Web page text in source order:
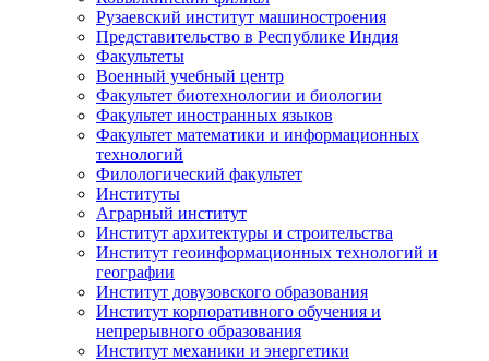
Рузаевский институт машиностроения
Представительство в Республике Индия
Факультеты
Военный учебный центр
Факультет биотехнологии и биологии
Факультет иностранных языков
Факультет математики и информационных
технологий
Филологический факультет
Институты
Аграрный институт
Институт архитектуры и строительства
Институт геоинформационных технологий и
географии
Институт довузовского образования
Институт корпоративного обучения и
непрерывного образования
Институт механики и энергетики